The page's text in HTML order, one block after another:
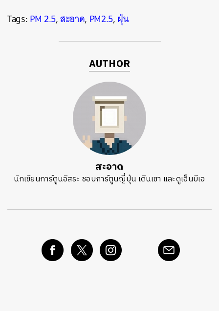
Tags:PM 2.5,สะอาด, PM2.5,ฝุ่น
AUTHOR
สะอาด
นักเขียนการ์ตูนอิสระ ชอบการ์ตูนญี่ปุ่น เดินเขา และดูเอ็นบีเอ
TWEET LINE